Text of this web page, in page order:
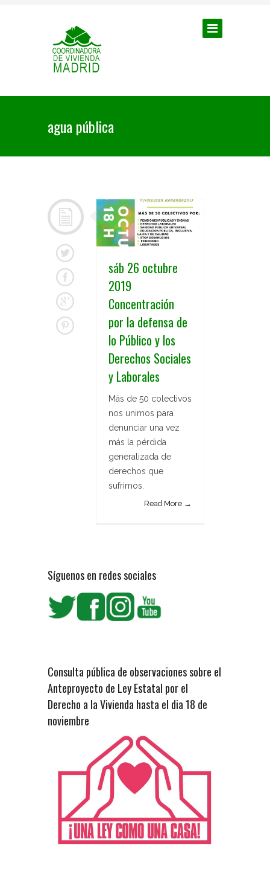
agua pública
sáb 26 octubre
2019
Concentración
por la defensa de
lo Público y los
Derechos Sociales
y Laborales
Más de 50 colectivos
nos unimos para
denunciar una vez
más la pérdida
generalizada de
derechos que
sufrimos.
Read More →
Síguenos en redes sociales
Consulta pública de observaciones sobre el
Anteproyecto de Ley Estatal por el
Derecho a la Vivienda hasta el dia 18 de
noviembre